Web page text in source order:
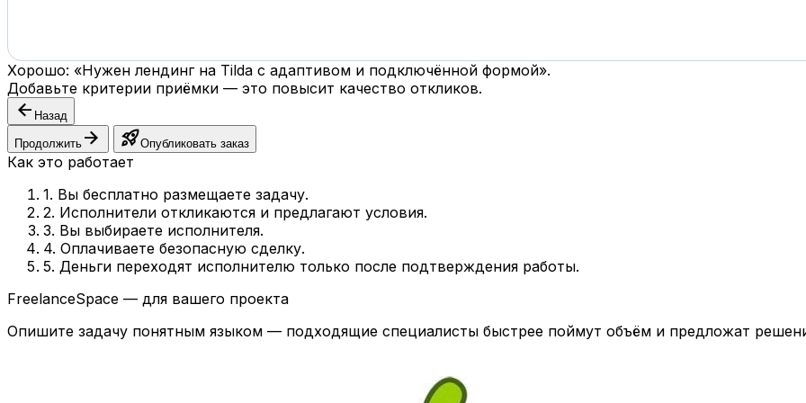
Хорошо: «Нужен лендинг на Tilda с адаптивом и подключённой формой».
Добавьте критерии приёмки — это повысит качество откликов.
arrow_back Назад
Продолжить arrow_forward rocket_launchОпубликовать заказ
Как это работает
1. Вы бесплатно размещаете задачу.
2. Исполнители откликаются и предлагают условия.
3. Вы выбираете исполнителя.
4. Оплачиваете безопасную сделку.
5. Деньги переходят исполнителю только после подтверждения работы.
FreelanceSpace — для вашего проекта
Опишите задачу понятным языком — подходящие специалисты быстрее поймут объём и предложат